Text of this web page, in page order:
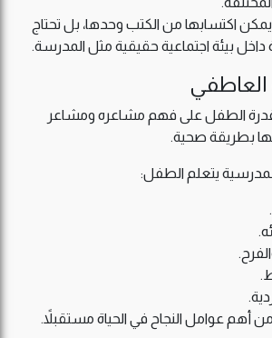
اكتسابها من الكتب وحدها، بل تحتاج
بيئة اجتماعية حقيقية مثل المدرسة.
قدرة الطفل على فهم مشاعره ومشاعر
بطريقة صحية.
يتعلم الطفل:
أهم عوامل النجاح في الحياة مستقبلاً.